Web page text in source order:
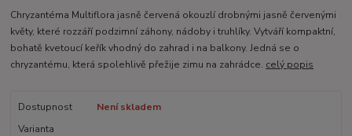
Chryzantéma Multiflora jasně červená okouzlí drobnými jasně červenými
květy, které rozzáří podzimní záhony, nádoby i truhlíky. Vytváří kompaktní,
bohatě kvetoucí keřík vhodný do zahrad i na balkony. Jedná se o
chryzantému, která spolehlivě přežije zimu na zahrádce. celý popis
Dostupnost
Není skladem
Varianta